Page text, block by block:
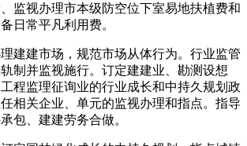
监视办理市本级防空位下室易地扶植费和
日常平凡利用费。
建市场，规范市场从体行为。行业监管
制并监视施行。订定建建业、勘测设想
程监理征询业的行业成长和中持久规划政
相关企业、单元的监视办理和指点。指导
包、建建劳务合做。